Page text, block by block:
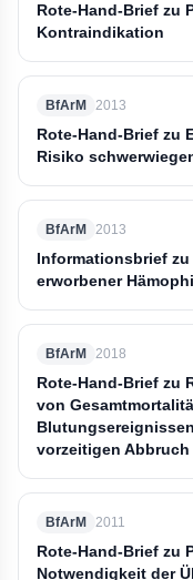
Rote-Hand-Brief zu
Kontraindikation
BfArM 2013
Rote-Hand-Brief zu
Risiko
BfArM 2013
Informationsbrief
erworbener
BfArM 2018
Rote-Hand-Brief zu
von
vorzeitigen Abbruch
BfArM 2011
Rote-Hand-Brief zu
Notwendigkeit der